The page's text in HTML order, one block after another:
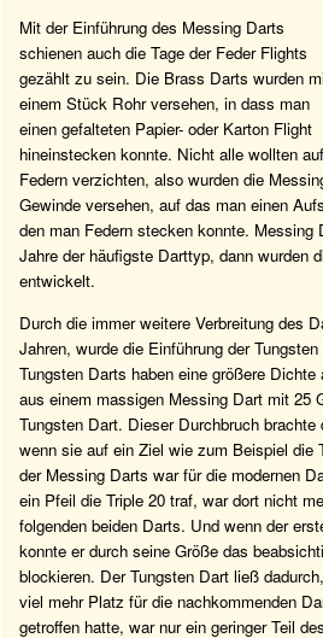
Mit der Einführung des Messing Darts
schienen auch die Tage der Feder Flights
gezählt zu sein. Die Brass Darts wurden
einem Stück Rohr versehen, in dass man
einen gefalteten Papier- oder Karton Flight
hineinstecken konnte. Nicht alle wollten auf
Federn verzichten, also wurden die
Gewinde versehen, auf das man einen
den man Federn stecken konnte. Messing
Jahre der häufigste Darttyp, dann wurden
entwickelt.
Durch die immer weitere Verbreitung des
Jahren, wurde die Einführung der
Tungsten Darts haben eine größere
aus einem massigen Messing Dart mit 25
Tungsten Dart. Dieser Durchbruch
wenn sie auf ein Ziel wie zum Beispiel die
der Messing Darts war für die modernen
ein Pfeil die Triple 20 traf, war dort nicht
folgenden beiden Darts. Und wenn der
konnte er durch seine Größe das
blockieren. Der Tungsten Dart ließ
viel mehr Platz für die nachkommenden
getroffen hatte, war nur ein geringer Teil